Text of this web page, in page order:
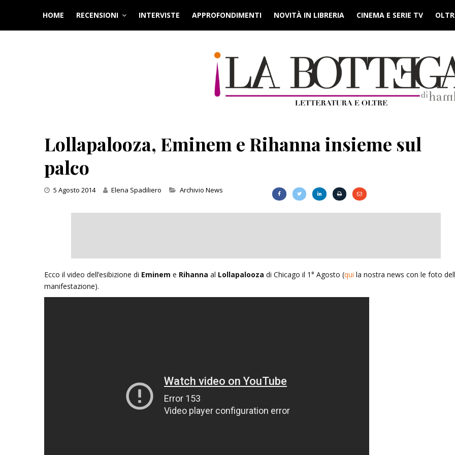
content
HOME RECENSIONI INTERVISTE APPROFONDIMENTI NOVITÀ IN LIBRERIA CINEMA E SERIE TV
Lollapalooza, Eminem e Rihanna insieme sul
palco
5 Agosto 2014 Elena Spadiliero Categories
Archivio News
Ecco il video dell’esibizione di Eminem e Rihanna al Lollapalooza di Chicago il 1° Agosto (qui la nostra news con le foto
manifestazione).
Inseguendo un’ombra: cento anni di
Le indegne: romanzo di